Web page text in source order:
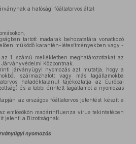
a hatósági főállatorvos által
tartott madarak behozatalára vonatkozó
működő karantén-létesítményekben vagy -
1. számú mellékletben meghatározottakat az
Központnak.
járványügyi nyomozás azt mutatja, hogy a
származhatott vagy más tagállamokba
haladéktalanul tájékoztatja az Európai
és a többi érintett tagállamot a nyomozás
az országos főállatorvos jelentést készít a
emlősökön madárinfluenza vírus tekintetében
jelenti a Bizottságnak.
nyomozás